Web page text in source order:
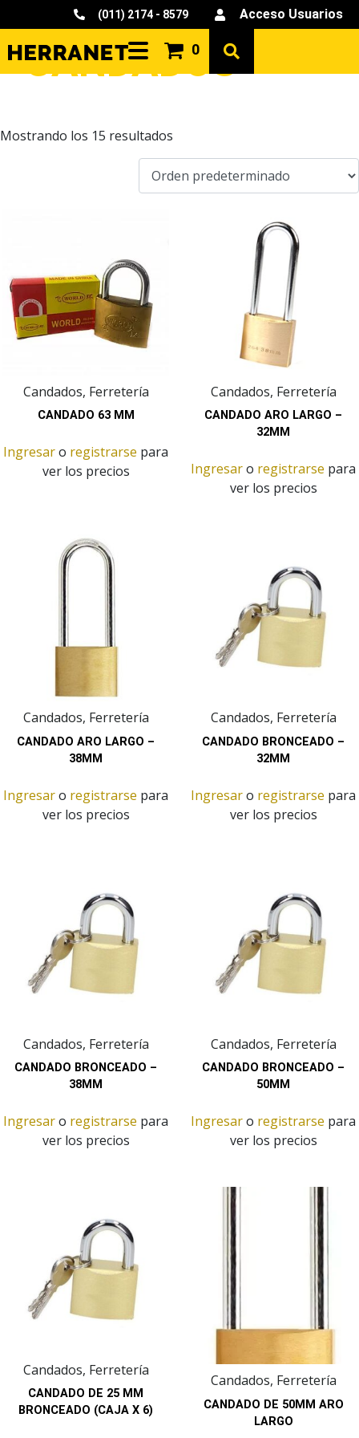
(011) 2174 - 8579 Acceso Usuarios
0
CANDADOS
Mostrando los 15 resultados
Candados, Ferretería
CANDADO 63 MM
Ingresaro registrarse para
ver los precios
Candados, Ferretería
CANDADO ARO LARGO –
32MM
Ingresaro registrarse para
ver los precios
Candados, Ferretería
CANDADO ARO LARGO –
38MM
Ingresaro registrarse para
ver los precios
Candados, Ferretería
CANDADO BRONCEADO –
32MM
Ingresaro registrarse para
ver los precios
Candados, Ferretería
CANDADO BRONCEADO –
38MM
Ingresaro registrarse para
ver los precios
Candados, Ferretería
CANDADO BRONCEADO –
50MM
Ingresaro registrarse para
ver los precios
Candados, Ferretería
CANDADO DE 25 MM
BRONCEADO (CAJA X 6)
Candados, Ferretería
CANDADO DE 50MM ARO
LARGO